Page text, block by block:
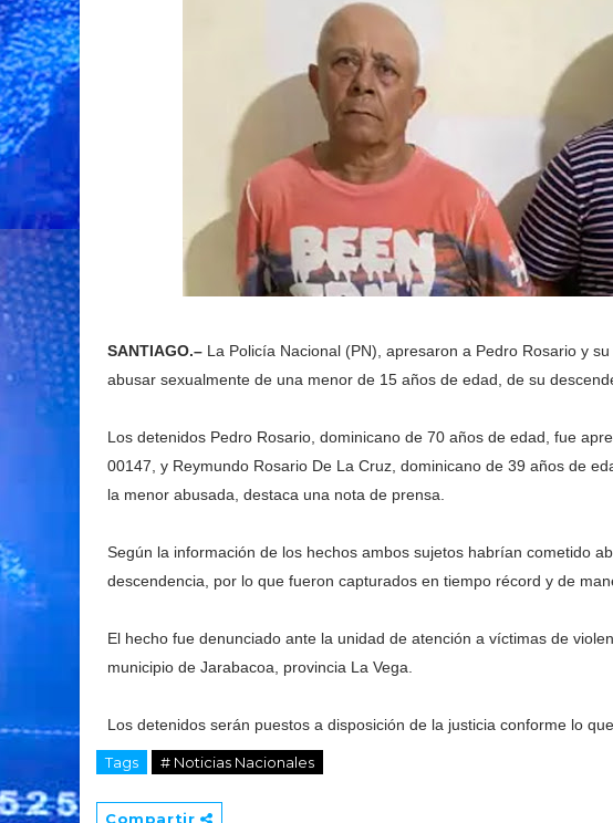
SANTIAGO.– La Policía Nacional (PN), apresaron a Pedro Rosario y
abusar sexualmente de una menor de 15 años de edad, de su
Los detenidos Pedro Rosario, dominicano de 70 años de edad, fue
00147, y Reymundo Rosario De La Cruz, dominicano de 39 años de
la menor abusada, destaca una nota de prensa.
Según la información de los hechos ambos sujetos habrían cometido
descendencia, por lo que fueron capturados en tiempo récord y de
El hecho fue denunciado ante la unidad de atención a víctimas de
municipio de Jarabacoa, provincia La Vega.
Los detenidos serán puestos a disposición de la justicia conforme lo
Tags # Noticias Nacionales
Compartir